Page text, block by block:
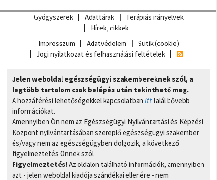
Gyógyszerek Adattárak
Terápiás irányelvek
Hírek, cikkek
Impresszum
Adatvédelem
Sütik (cookie)
Jogi nyilatkozat és felhasználási feltételek
Jelen weboldal egészségügyi szakembereknek szól, a
legtöbb tartalom csak belépés után tekinthető meg.
A hozzáférési lehetőségekkel kapcsolatban itt talál bővebb
információkat.
Amennyiben Ön nem az Egészségügyi Nyilvántartási és Képzési
Központ nyilvántartásában szereplő egészségügyi szakember
és/vagy nem az egészségügyben dolgozik, a következő
figyelmeztetés Önnek szól.
Figyelmeztetés!Az oldalon található információk, amennyiben
azt - jelen weboldal kiadója szándékai ellenére - nem